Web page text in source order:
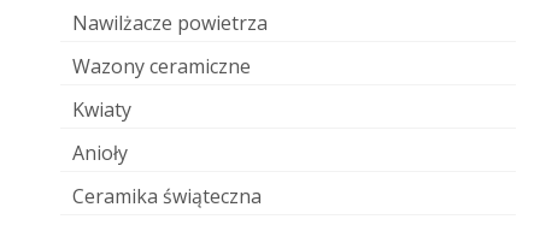
Nawilżacze powietrza
Wazony ceramiczne
Kwiaty
Anioły
Ceramika świąteczna